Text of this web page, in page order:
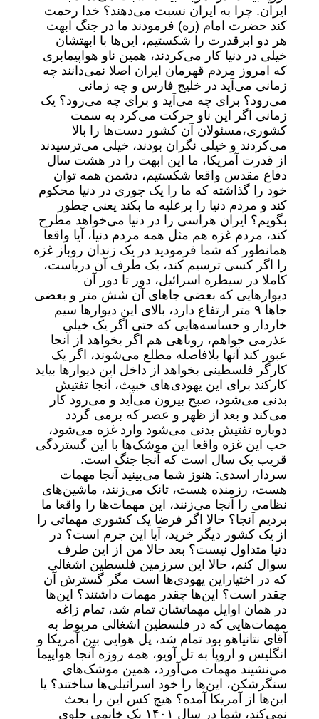
ایران. چرا به ایران نسبت می‌دهند؟ خدا رحمت
کند حضرت امام (ره) فرمودند ما در جنگ ابهت
هر دو ابرقدرت را شکستیم، این‌ها با ابهتشان
خیلی در دنیا کار می‌کردند، همین ناو هواپیمابری
که امروز مردم قهرمان ایران اصلا نمی‌دانند چه
زمانی می‌آید در خلیج فارس و چه زمانی
می‌رود؟ برای چه می‌آید و برای چه می‌رود؟ یک
زمانی اگر این ناو حرکت می‌کرد به سمت
کشوری،مسئولان آن کشور دست‌ها را بالا
می‌کردند و خیلی نگران بودند، خیلی می‌ترسیدند
از قدرت آمریکا، ما این ابهت را در هشت سال
دفاع مقدس واقعا شکستیم، دشمن همه توان
خود را گذاشته که ما را یک جوری در دنیا محکوم
کند و مردم دنیا را برعلیه ما بکند یعنی چطور
بگویم؟ ایران هراسی را در دنیا می‌خواهد مطرح
کند، مردم غزه هم مثل همه مردم دنیا، آیا واقعا
همانطور که شما فرمودید در یک زندان روباز غزه
را اگر کسی ترسیم کند، یک طرف آن دریاست،
کاملا در سیطره اسرائیل، دور تا دور آن
دیوار‌هایی که بعضی جا‌های آن شش متر و بعضی
جا‌ها ۹ متر ارتفاع دارد، بالای این دیوار‌ها سیم
خاردار و حساسه‌هایی که حتی اگر یک خیلی
عذرمی خواهم، روباهی هم اگر بخواهد از آنجا
عبور کند آنها بلافاصله مطلع می‌شوند، اگر یک
کارگر فلسطینی بخواهد از داخل این دیوار‌ها بیاید
کارکند برای این یهودی‌های خبیث، آنجا تفتیش
بدنی می‌شود، صبح بیرون می‌آید و می‌رود کار
می‌کند و بعد از ظهر و عصر که برمی گردد
دوباره تفتیش بدنی می‌شود وارد غزه می‌شود،
خب این غزه واقعا این موشک‌ها با این گستردگی
قریب یک سال است که آنجا جنگ است.
سردار اسدی: هنوز شما می‌بینید آنجا مهمات
هست، رزمنده هست، تانک می‌زنند، ماشین‌های
نظامی را آنجا می‌زنند، این مهمات‌ها را واقعا ما
بردیم آنجا؟ حالا اگر فرضا یک کشوری مهماتی را
از یک کشور دیگر خرید، آیا این جرم است؟ در
دنیا متداول نیست؟ بعد حالا من از این طرف
سوال کنم، حالا این سرزمین فلسطین اشغالی
که در اختیاراین یهودی‌ها است مگر گسترش آن
چقدر است؟ این‌ها چقدر مهمات داشتند؟ این‌ها
در همان اوایل مهماتشان تمام شد، تمام زاغه
مهمات‌هایی که در فلسطین اشغالی مربوط به
آقای نتانیاهو بود تمام شد، پل هوایی بین آمریکا و
انگلیس و اروپا به تل آویو، همه روزه آنجا هواپیما
می‌نشیند مهمات می‌آورد، همین موشک‌های
سنگرشکن، این‌ها را خود اسرائیلی‌ها ساختند؟ یا
این‌ها از آمریکا آمده؟ هیچ کس این را بحث
نمی‌کند، شما در سال ۱۴۰۱ یک خانمی جلوی